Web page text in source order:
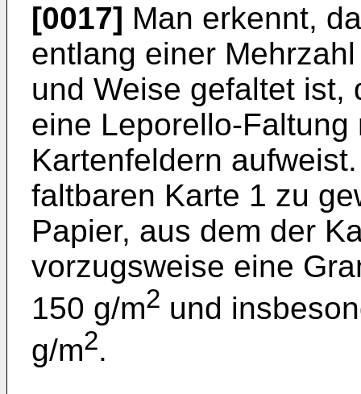
[0017] Man erkennt,
entlang einer
und Weise gefaltet ist,
eine Leporello-
Kartenfeldern
faltbaren Karte 1 zu
Papier, aus dem der
vorzugsweise eine
150 g/m2 und
g/m2.